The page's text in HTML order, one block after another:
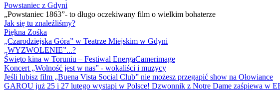
Powstaniec z Gdyni
„Powstaniec 1863”- to długo oczekiwany film o wielkim bohaterze
Jak się tu znaleźliśmy?
Piękna Zośka
„Czarodziejska Góra” w Teatrze Miejskim w Gdyni
„WYZWOLENIE”...?
Święto kina w Toruniu – Festiwal EnergaCamerimage
Koncert „Wolność jest w nas” - wokaliści i muzycy
Jeśli lubisz film „Buena Vista Social Club” nie możesz przegapić show na Ołowiance
GAROU już 25 i 27 lutego wystąpi w Polsce! Dzwonnik z Notre Dame zaśpiewa w